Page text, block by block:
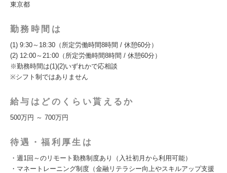
東京都
勤務時間は
(1) 9:30～18:30（所定労働時間8時間 / 休憩60分）
(2) 12:00～21:00（所定労働時間8時間 / 休憩60分）
※勤務時間は(1)(2)いずれかで応相談
※シフト制ではありません
給与はどのくらい貰えるか
500万円 ～ 700万円
待遇・福利厚生は
・週1回～のリモート勤務制度あり（入社初月から利用可能）
・マネートレーニング制度（金融リテラシー向上やスキルアップ支援